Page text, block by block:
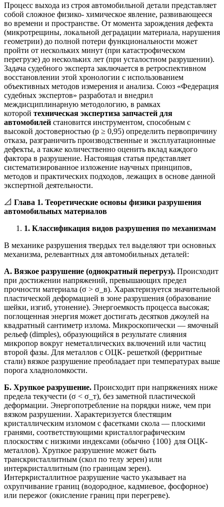
Процесс выхода из строя автомобильной детали представляет
собой сложное физико- химическое явление, развивающееся
во времени и пространстве. От момента зарождения дефекта
(микротрещины, локальной деградации материала, нарушения
геометрии) до полной потери функциональности может
пройти от нескольких минут (при катастрофическом
перегрузе) до нескольких лет (при усталостном разрушении).
Задача судебного эксперта заключается в ретроспективном
восстановлении этой хронологии с использованием
объективных методов измерения и анализа. Союз «Федерация
судебных экспертов» разработал и внедрил
междисциплинарную методологию, в рамках
которой техническая экспертиза запчастей для
автомобилей становится инструментом, способным с
высокой достоверностью (p ≥ 0,95) определить первопричину
отказа, разграничить производственные и эксплуатационные
дефекты, а также количественно оценить вклад каждого
фактора в разрушение. Настоящая статья представляет
систематизированное изложение научных принципов,
методов и практических подходов, лежащих в основе данной
экспертной деятельности.
📐 Глава 1. Теоретические основы физики разрушения
автомобильных материалов
1. Классификация видов разрушения по механизмам
В механике разрушения твердых тел выделяют три основных
механизма, релевантных для автомобильных деталей:
А. Вязкое разрушение (однократный перегруз). Происходит
при достижении напряжений, превышающих предел
прочности материала (σ > σ_в). Характеризуется значительной
пластической деформацией в зоне разрушения (образование
шейки, изгиб, утонение). Энергоемкость процесса высокая;
поглощенная энергия может достигать десятков джоулей на
квадратный сантиметр излома. Микроскопически — ямочный
рельеф (dimples), образующийся в результате слияния
микропор вокруг неметаллических включений или частиц
второй фазы. Для металлов с ОЦК- решеткой (ферритные
стали) вязкое разрушение преобладает при температурах выше
порога хладноломкости.
Б. Хрупкое разрушение. Происходит при напряжениях ниже
предела текучести (σ < σ_т), без заметной пластической
деформации. Энергопотребление на порядки ниже, чем при
вязком разрушении. Характеризуется блестящим
кристаллическим изломом с фасетками скола — плоскими
гранями, соответствующими кристаллографическим
плоскостям с низкими индексами (обычно {100} для ОЦК-
металлов). Хрупкое разрушение может быть
транскристаллитным (скол по телу зерен) или
интеркристаллитным (по границам зерен).
Интеркристаллитное разрушение часто указывает на
охрупчивание границ (водородное, кадмиевое, фосфорное)
или пережог (окисление границ при перегреве).